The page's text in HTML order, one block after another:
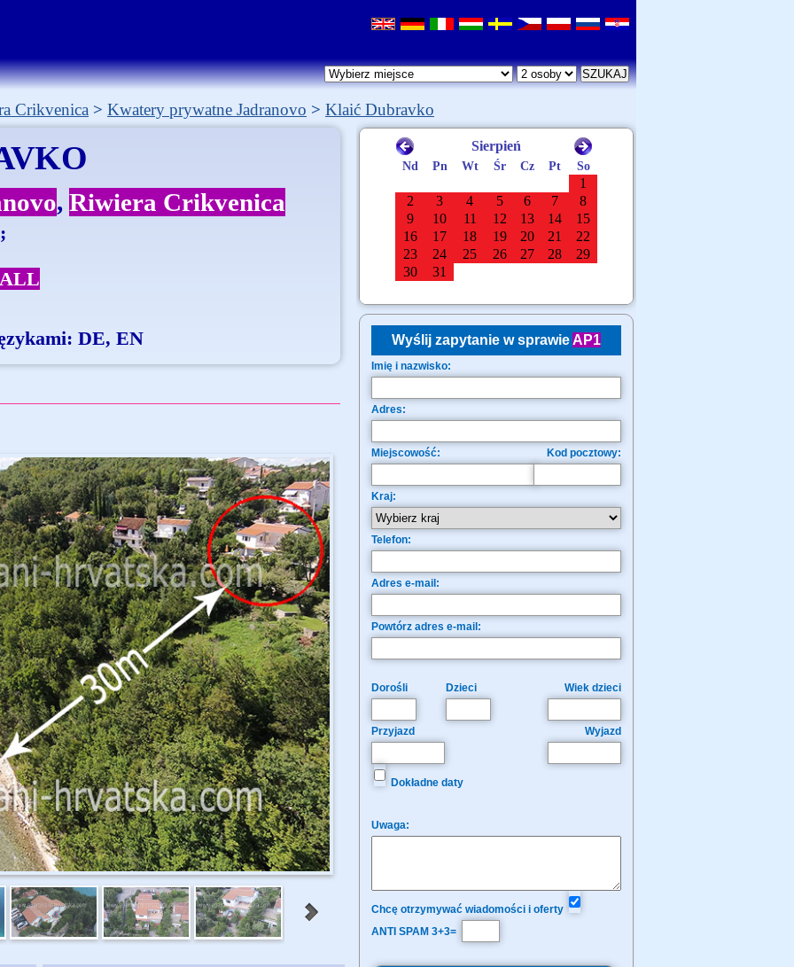
Crikvenica Kwatery prywatne Jadranovo Klaić Dubravko
Riwiera Crikvenica
;
DE, EN Wyślij zapytanie w sprawieAP1
Imię i nazwisko:
Adres:
Miejscowość: Kod pocztowy:
Kraj:
Telefon:
Adres e-mail:
Powtórz adres e-mail:
Dorośli Dzieci Wiek dzieci
Przyjazd Wyjazd
Dokładne daty
Uwaga:
Chcę otrzymywać wiadomości i oferty
ANTI SPAM 3+3=